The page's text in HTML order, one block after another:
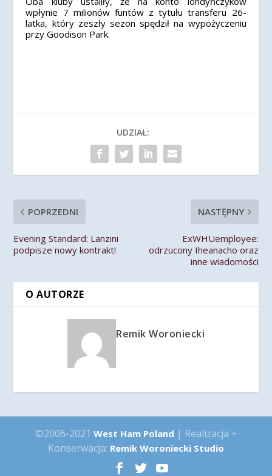
wpłynie 7 milionów funtów z tytułu transferu 26-
latka, który zeszły sezon spędził na wypożyczeniu
przy Goodison Park.
UDZIAŁ:
POPRZEDNI
Evening Standard: Lanzini
podpisze nowy kontrakt!
NASTĘPNY
ExWHUemployee:
odrzucony Iheanacho oraz
inne wiadomości
O AUTORZE
Remik Woroniecki
©2006-2021 West Ham Poland | Realizacja +
Konserwacja: Remik Woroniecki Studio